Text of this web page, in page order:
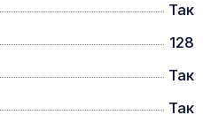
Так
128
Так
Так